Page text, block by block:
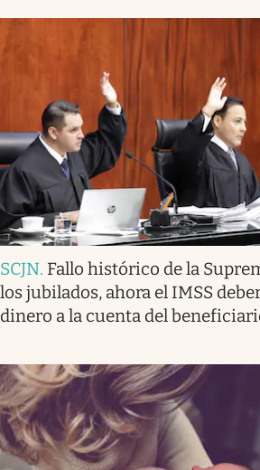
SCJN. Fallo histórico de la
los jubilados, ahora el IMSS
dinero a la cuenta del